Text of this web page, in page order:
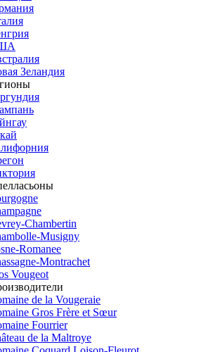
Зеландия
Chambertin
Musigny
Romanee
Montrachet
Vougeot
de la Vougeraie
Gros Frère et Sœur
Fourrier
de la Maltroye